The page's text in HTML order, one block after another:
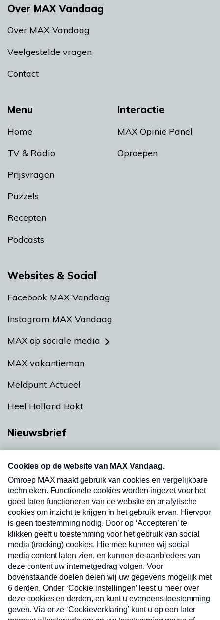
Menu
Home
TV & Radio
Prijsvragen
Puzzels
Recepten
Podcasts
Interactie
MAX Opinie Panel
Oproepen
Over MAX Vandaag
Over MAX Vandaag
Veelgestelde vragen
Contact
Websites & Social
Facebook MAX Vandaag
Instagram MAX Vandaag
MAX op sociale media
MAX vakantieman
Meldpunt Actueel
Heel Holland Bakt
Nieuwsbrief
nieuwsbrief. Elke vrijdag- en dinsdagochtend in
uw mailbox.
Verzend
Nieuwsbrief
Neem hier een gratis abonnement op onze